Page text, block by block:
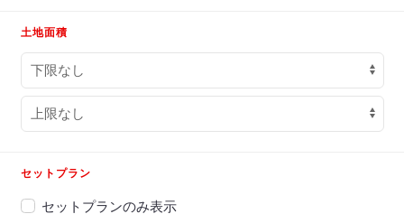
土地面積
セットプラン
セットプランのみ表示